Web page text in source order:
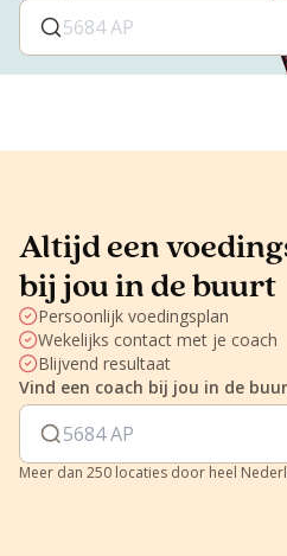
Altijd een
bij jou in de buurt
Persoonlijk voedingsplan
Wekelijks contact met je coach
Blijvend resultaat
Vind een coach bij jou in de
Meer dan 250 locaties door heel